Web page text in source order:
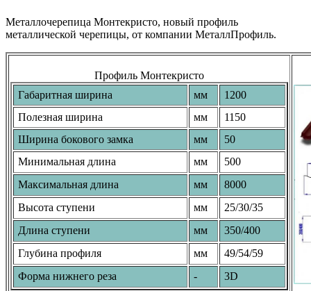
Металлочерепица Монтекристо, новый профиль
металлической черепицы, от компании МеталлПрофиль.
Профиль Монтекристо
Габаритная ширина
мм
1200
Полезная ширина
мм
1150
Ширина бокового замка
мм
50
Минимальная длина
мм
500
Максимальная длина
мм
8000
Высота ступени
мм
25/30/35
Длина ступени
мм
350/400
Глубина профиля
мм
49/54/59
Форма нижнего реза
- 3D